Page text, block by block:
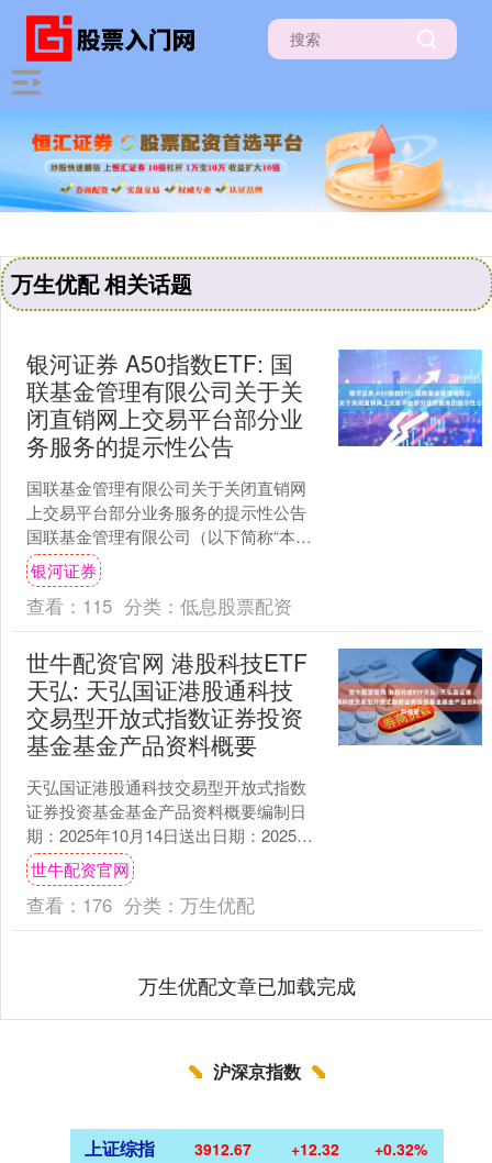
万生优配 相关话题
银河证券 A50指数ETF: 国
联基金管理有限公司关于关
闭直销网上交易平台部分业
务服务的提示性公告
国联基金管理有限公司关于关闭直销网
上交易平台部分业务服务的提示性公告
国联基金管理有限公司（以下简称“本公
司”或“基金管理人”）将于2025年11月1日
起关闭本公....
银河证券
查看： 115 分类： 低息股票配资
世牛配资官网 港股科技ETF
天弘: 天弘国证港股通科技
交易型开放式指数证券投资
基金基金产品资料概要
天弘国证港股通科技交易型开放式指数
证券投资基金基金产品资料概要编制日
期：2025年10月14日送出日期：2025年
10月15日本概要提供本基金的重要信
息，是招募....
世牛配资官网
查看： 176 分类： 万生优配
万生优配文章已加载完成
沪深京指数
上证综指 3912.67 +12.32 +0.32%